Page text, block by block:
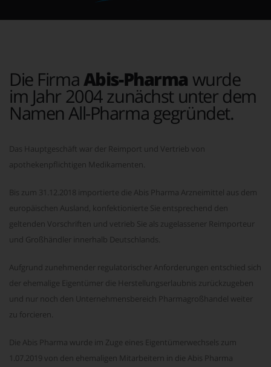
Die Firma Abis-Pharma wurde
im Jahr 2004 zunächst unter dem
Namen All-Pharma gegründet.
Das Hauptgeschäft war der Reimport und Vertrieb von
apothekenpflichtigen Medikamenten.
Bis zum 31.12.2018 importierte die Abis Pharma Arzneimittel aus dem
europäischen Ausland, konfektionierte Sie entsprechend den
geltenden Vorschriften und vetrieb Sie als zugelassener Reimporteur
und Großhändler innerhalb Deutschlands.
Aufgrund zunehmender regulatorischer Anforderungen entschied sich
der ehemalige Eigentümer die Herstellungserlaubnis zurückzugeben
und nur noch den Unternehmensbereich Pharmagroßhandel weiter
zu forcieren.
Die Abis Pharma wurde im Zuge eines Eigentümerwechsels zum
1.07.2019 von den ehemaligen Mitarbeitern in die Abis Pharma